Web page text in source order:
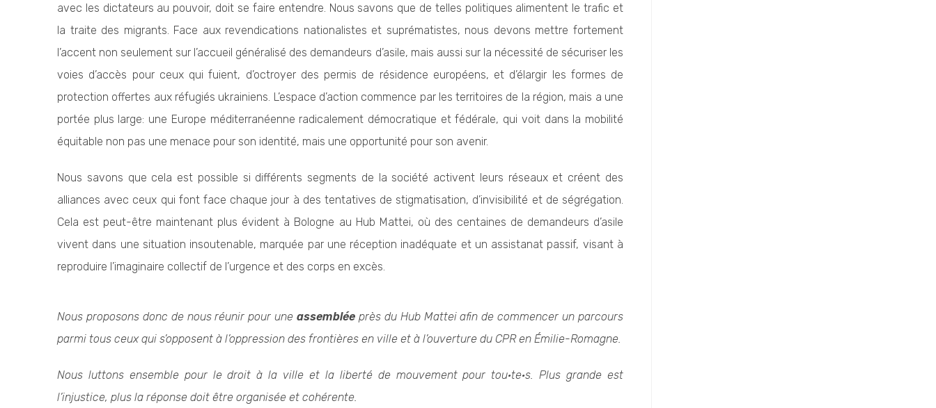
avec les dictateurs au pouvoir, doit se faire entendre. Nous savons que de telles politiques alimentent le trafic et
la traite des migrants. Face aux revendications nationalistes et suprématistes, nous devons mettre fortement
l’accent non seulement sur l’accueil généralisé des demandeurs d’asile, mais aussi sur la nécessité de sécuriser les
voies d’accès pour ceux qui fuient, d’octroyer des permis de résidence européens, et d’élargir les formes de
protection offertes aux réfugiés ukrainiens. L’espace d’action commence par les territoires de la région, mais a une
portée plus large: une Europe méditerranéenne radicalement démocratique et fédérale, qui voit dans la mobilité
équitable non pas une menace pour son identité, mais une opportunité pour son avenir.
Nous savons que cela est possible si différents segments de la société activent leurs réseaux et créent des
alliances avec ceux qui font face chaque jour à des tentatives de stigmatisation, d’invisibilité et de ségrégation.
Cela est peut-être maintenant plus évident à Bologne au Hub Mattei, où des centaines de demandeurs d’asile
vivent dans une situation insoutenable, marquée par une réception inadéquate et un assistanat passif, visant à
reproduire l’imaginaire collectif de l’urgence et des corps en excès.
Nous proposons donc de nous réunir pour uneassemblée près du Hub Mattei afin de commencer un parcours
parmi tous ceux qui s’opposent à l’oppression des frontières en ville et à l’ouverture du CPR en Émilie-Romagne.
Nous luttons ensemble pour le droit à la ville et la liberté de mouvement pour tou·te·s. Plus grande est
l’injustice, plus la réponse doit être organisée et cohérente.